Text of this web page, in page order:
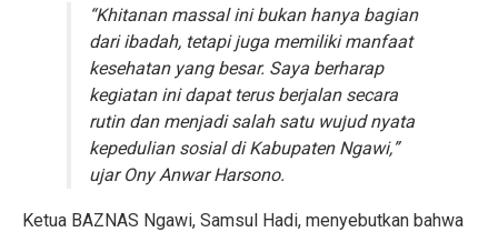
“Khitanan massal ini bukan hanya bagian
dari ibadah, tetapi juga memiliki manfaat
kesehatan yang besar. Saya berharap
kegiatan ini dapat terus berjalan secara
rutin dan menjadi salah satu wujud nyata
kepedulian sosial di Kabupaten Ngawi,”
ujar Ony Anwar Harsono.
Ketua BAZNAS Ngawi, Samsul Hadi, menyebutkan bahwa